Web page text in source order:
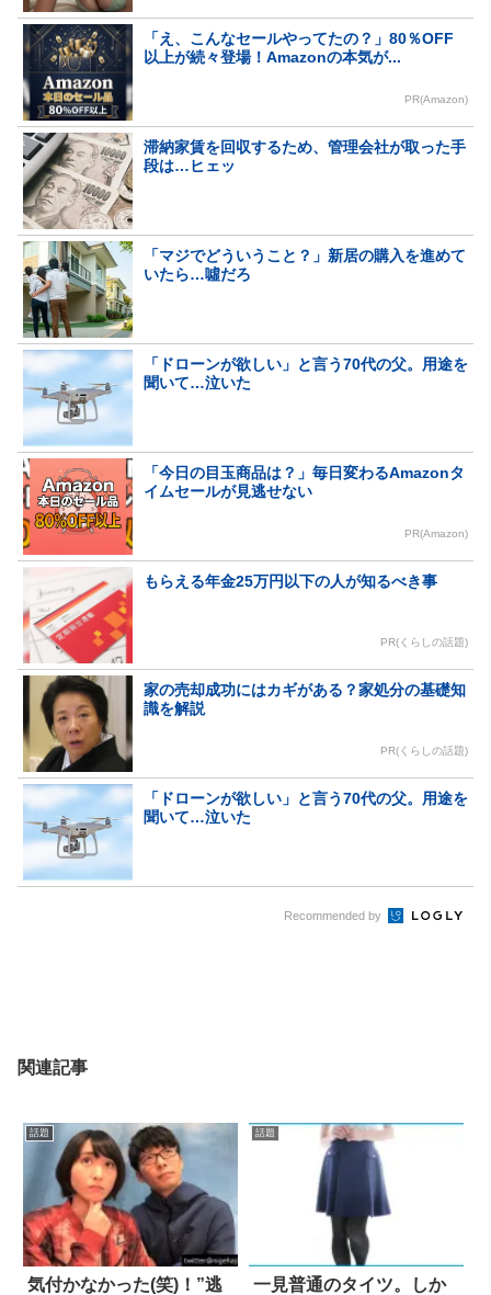
「え、こんなセールやってたの？」80％OFF
以上が続々登場！Amazonの本気が...
PR(Amazon)
滞納家賃を回収するため、管理会社が取った手
段は…ヒェッ
「マジでどういうこと？」新居の購入を進めて
いたら…噓だろ
「ドローンが欲しい」と言う70代の父。用途を
聞いて…泣いた
「今日の目玉商品は？」毎日変わるAmazonタ
イムセールが見逃せない
PR(Amazon)
もらえる年金25万円以下の人が知るべき事
PR(くらしの話題)
家の売却成功にはカギがある？家処分の基礎知
識を解説
PR(くらしの話題)
「ドローンが欲しい」と言う70代の父。用途を
聞いて…泣いた
Recommended by
関連記事
話題
気付かなかった(笑)！”逃
話題
一見普通のタイツ。しか